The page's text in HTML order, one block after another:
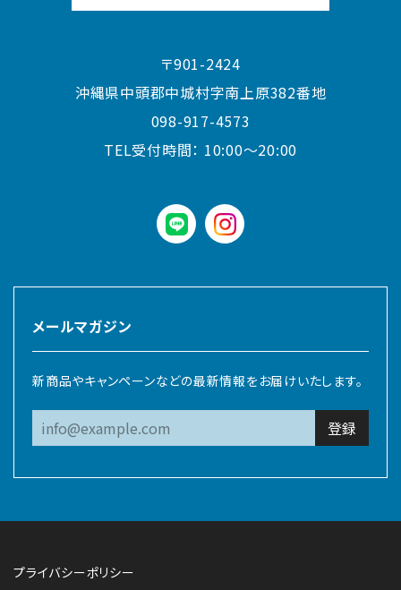
〒901-2424
沖縄県中頭郡中城村字南上原382番地
098-917-4573
TEL受付時間： 10:00〜20:00
LINE instagram
メールマガジン
新商品やキャンペーンなどの最新情報をお届けいたします。
登録
プライバシーポリシー